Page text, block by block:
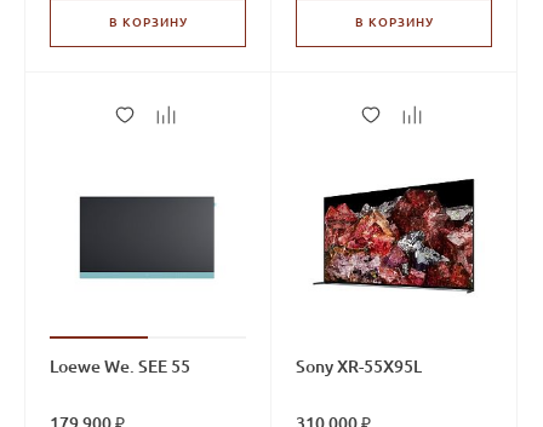
В КОРЗИНУ В КОРЗИНУ
Loewe We. SEE 55
179 900 ₽
Sony XR-55X95L
310 000 ₽